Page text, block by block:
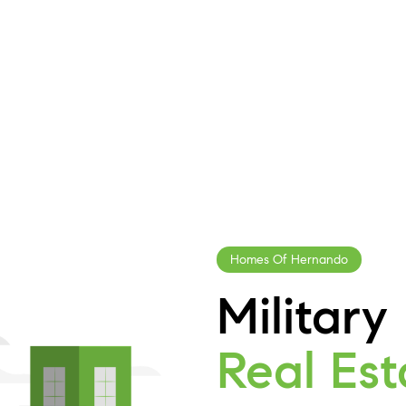
Homes Of Hernando
Military
Real